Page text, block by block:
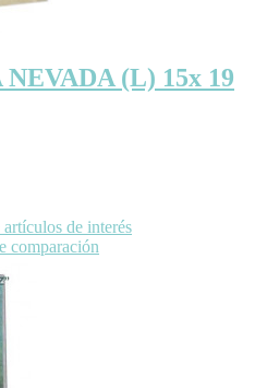
(L) 15x 19
de interés
comparación